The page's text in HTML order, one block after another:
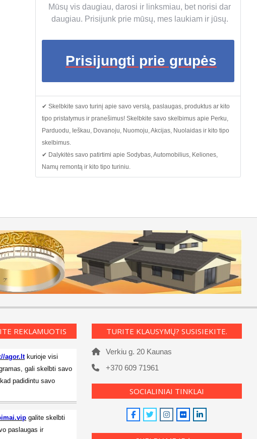
Mūsų vis daugiau, darosi ir linksmiau, bet norisi dar
daugiau. Prisijunk prie mūsų, mes laukiam ir jūsų.
Prisijungti prie grupės
✔ Skelbkite savo turinį apie savo verslą, paslaugas, produktus ar kito
tipo pristatymus ir pranešimus! Skelbkite savo skelbimus apie Perku,
Parduodu, Ieškau, Dovanoju, Nuomoju, Akcijas, Nuolaidas ir kito tipo
skelbimus.
✔ Dalykitės savo patirtimi apie Sodybas, Automobilius, Keliones,
Namų remontą ir kito tipo turiniu.
REKLAMUOTIS
agor.ltkurioje visi
gali skelbti savo
padidintu savo
galite skelbti
paslaugas ir
TURITE KLAUSYMŲ? SUSISIEKITE.
Verkiu g. 20 Kaunas
+370 609 71961
SOCIALINIAI TINKLAI